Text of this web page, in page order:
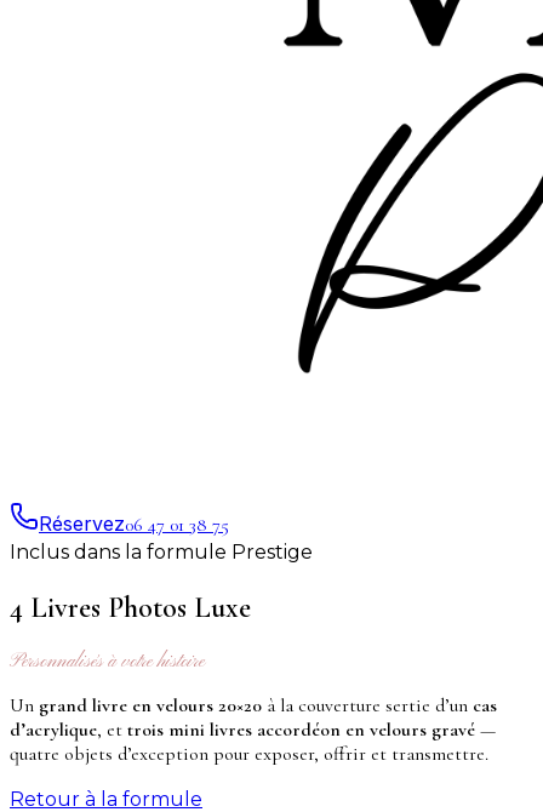
Réservez06 47 01 38 75
Inclus dans la formule Prestige
4 Livres Photos Luxe
Personnalisés à votre histoire
Un grand livre en velours 20×20 à la couverture sertie d’un cas
d’acrylique, et trois mini livres accordéon en velours gravé —
quatre objets d’exception pour exposer, offrir et transmettre.
Retour à la formule